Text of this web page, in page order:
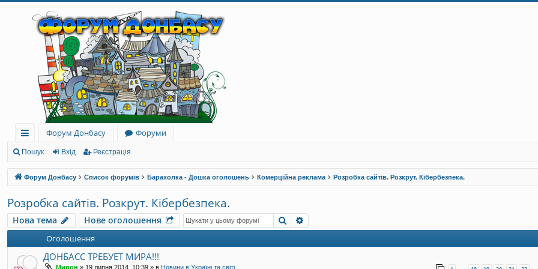
ви
дк
и
й
до
ст
уп
Форум Донбасу
Форуми
Пошук Вхід Реєстрація
Форум Донбасу Список форумів Барахолка - Дошка оголошень Комерційна реклама Розробка сайтів. Розкрут. Кібербезпека.
Розробка сайтів. Розкрут. Кібербезпека.
Нова тема Нове оголошення Пошук
Оголошення
ДОНБАСС ТРЕБУЕТ МИРА!!!
Мирон » 19 липня 2014, 10:39 » в Новини в Україні та світі